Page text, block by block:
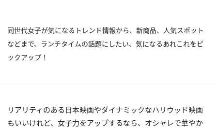
同世代女子が気になるトレンド情報から、新商品、人気スポット
などまで、ランチタイムの話題にしたい、気になるあれこれをピ
ックアップ！
リアリティのある日本映画やダイナミックなハリウッド映画
もいいけれど、女子力をアップするなら、オシャレで華やか